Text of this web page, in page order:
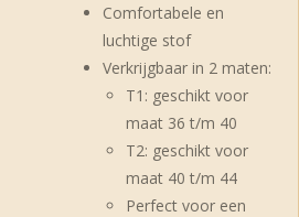
Comfortabele en
luchtige stof
Verkrijgbaar in 2 maten:
T1: geschikt voor
maat 36 t/m 40
T2: geschikt voor
maat 40 t/m 44
Perfect voor een